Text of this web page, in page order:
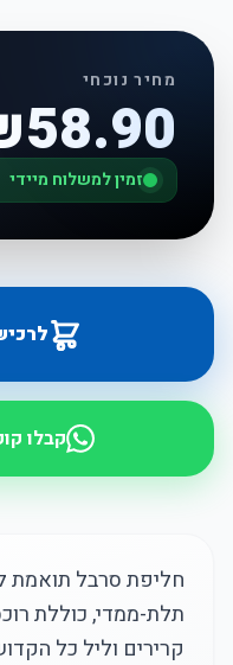
מחיר נוכחי
58.90
זמין למשלוח מיידי
קבלו
חליפת סרבל תואמת
תלת-ממדי, כוללת
קרירים וליל כל